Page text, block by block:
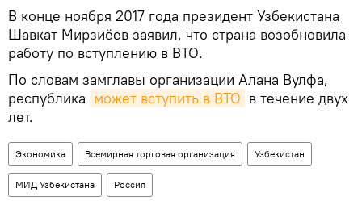
В конце ноября 2017 года президент Узбекистана
Шавкат Мирзиёев заявил, что страна возобновила
работу по вступлению в ВТО.
По словам замглавы организации Алана Вулфа,
республика может вступить в ВТО в течение двух
лет.
Экономика Всемирная торговая организация Узбекистан
МИД Узбекистана Россия